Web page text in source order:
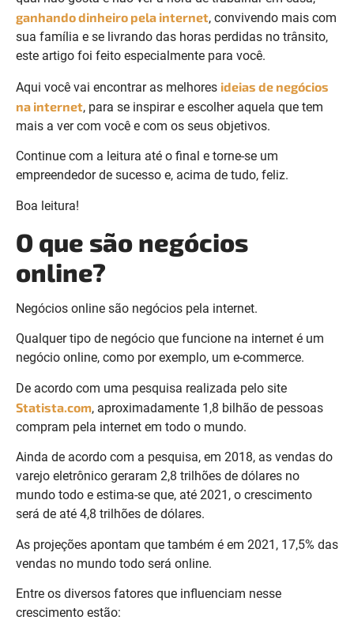
ganhando dinheiro pela internet, convivendo mais com
sua família e se livrando das horas perdidas no trânsito,
este artigo foi feito especialmente para você.
Aqui você vai encontrar as melhores ideias de negócios
na internet, para se inspirar e escolher aquela que tem
mais a ver com você e com os seus objetivos.
Continue com a leitura até o final e torne-se um
empreendedor de sucesso e, acima de tudo, feliz.
Boa leitura!
O que são negócios
online?
Negócios online são negócios pela internet.
Qualquer tipo de negócio que funcione na internet é um
negócio online, como por exemplo, um e-commerce.
De acordo com uma pesquisa realizada pelo site
Statista.com, aproximadamente 1,8 bilhão de pessoas
compram pela internet em todo o mundo.
Ainda de acordo com a pesquisa, em 2018, as vendas do
varejo eletrônico geraram 2,8 trilhões de dólares no
mundo todo e estima-se que, até 2021, o crescimento
será de até 4,8 trilhões de dólares.
As projeções apontam que também é em 2021, 17,5% das
vendas no mundo todo será online.
Entre os diversos fatores que influenciam nesse
crescimento estão: